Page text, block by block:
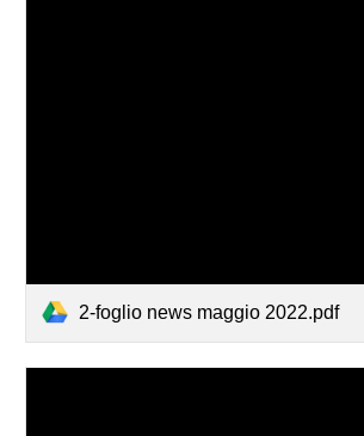
2-foglio news maggio 2022.pdf